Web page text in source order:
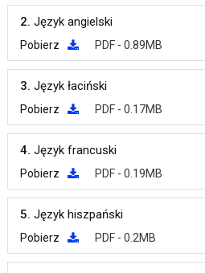
2. Język angielski
Pobierz PDF - 0.89MB
3. Język łaciński
Pobierz PDF - 0.17MB
4. Język francuski
Pobierz PDF - 0.19MB
5. Język hiszpański
Pobierz PDF - 0.2MB